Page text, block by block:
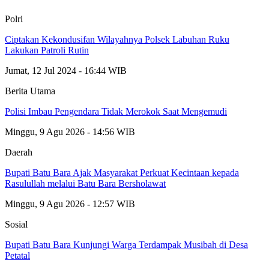
Polri
Ciptakan Kekondusifan Wilayahnya Polsek Labuhan Ruku
Lakukan Patroli Rutin
Jumat, 12 Jul 2024 - 16:44 WIB
Berita Utama
Polisi Imbau Pengendara Tidak Merokok Saat Mengemudi
Minggu, 9 Agu 2026 - 14:56 WIB
Daerah
Bupati Batu Bara Ajak Masyarakat Perkuat Kecintaan kepada
Rasulullah melalui Batu Bara Bersholawat
Minggu, 9 Agu 2026 - 12:57 WIB
Sosial
Bupati Batu Bara Kunjungi Warga Terdampak Musibah di Desa
Petatal